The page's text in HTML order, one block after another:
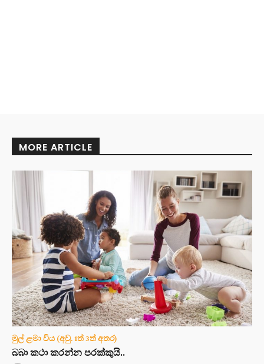
MORE ARTICLE
මුල් ළමා විය (අවු. 1ත් 3ත් අතර)
බබා කථා කරන්න පරක්කුයි..